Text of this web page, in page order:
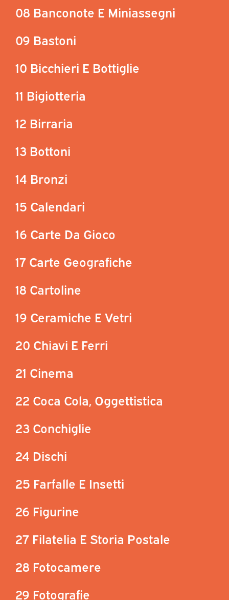
08 Banconote E Miniassegni
09 Bastoni
10 Bicchieri E Bottiglie
11 Bigiotteria
12 Birraria
13 Bottoni
14 Bronzi
15 Calendari
16 Carte Da Gioco
17 Carte Geografiche
18 Cartoline
19 Ceramiche E Vetri
20 Chiavi E Ferri
21 Cinema
22 Coca Cola, Oggettistica
23 Conchiglie
24 Dischi
25 Farfalle E Insetti
26 Figurine
27 Filatelia E Storia Postale
28 Fotocamere
29 Fotografie